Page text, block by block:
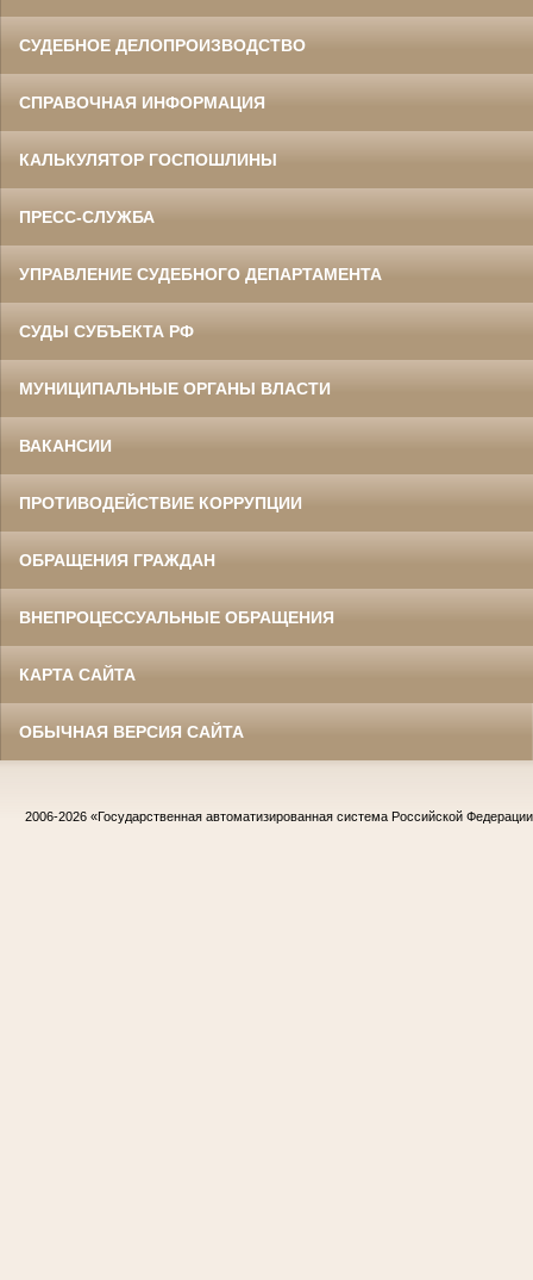
СУДЕБНОЕ ДЕЛОПРОИЗВОДСТВО
СПРАВОЧНАЯ ИНФОРМАЦИЯ
КАЛЬКУЛЯТОР ГОСПОШЛИНЫ
ПРЕСС-СЛУЖБА
УПРАВЛЕНИЕ СУДЕБНОГО ДЕПАРТАМЕНТА
СУДЫ СУБЪЕКТА РФ
МУНИЦИПАЛЬНЫЕ ОРГАНЫ ВЛАСТИ
ВАКАНСИИ
ПРОТИВОДЕЙСТВИЕ КОРРУПЦИИ
ОБРАЩЕНИЯ ГРАЖДАН
ВНЕПРОЦЕССУАЛЬНЫЕ ОБРАЩЕНИЯ
КАРТА САЙТА
ОБЫЧНАЯ ВЕРСИЯ САЙТА
2006-2026 «Государственная автоматизированная система Российской